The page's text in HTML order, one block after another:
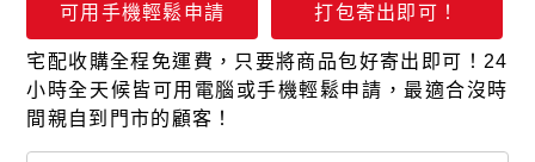
可用手機輕鬆申請 打包寄出即可！
宅配收購全程免運費，只要將商品包好寄出即可！24
小時全天候皆可用電腦或手機輕鬆申請，最適合沒時
間親自到門市的顧客！